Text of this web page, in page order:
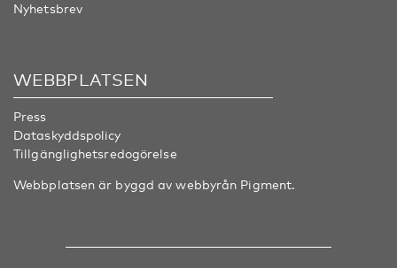
Nyhetsbrev
WEBBPLATSEN
Press
Dataskyddspolicy
Tillgänglighetsredogörelse
Webbplatsen är byggd av webbyrån Pigment.